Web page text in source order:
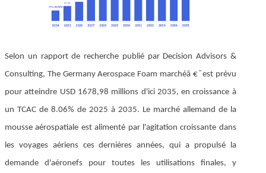
Selon un rapport de recherche publié par Decision Advisors &
Consulting, The Germany Aerospace Foam marchéâ € ̄ est prévu
pour atteindre USD 1678,98 millions d'ici 2035, en croissance à
un TCAC de 8.06% de 2025 à 2035. Le marché allemand de la
mousse aérospatiale est alimenté par l'agitation croissante dans
les voyages aériens ces dernières années, qui a propulsé la
demande d'aéronefs pour toutes les utilisations finales, y